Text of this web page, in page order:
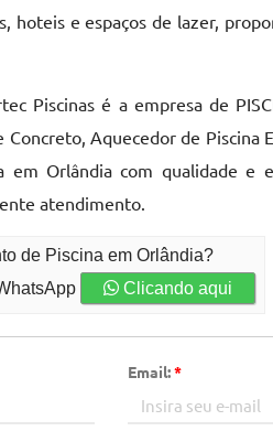
hoteis e espaços de lazer,
Piscinas é a empresa de
Aquecedor de
Orlândia com qualidade e
atendimento.
de Piscina em Orlândia?
Clicando aqui
Email:*